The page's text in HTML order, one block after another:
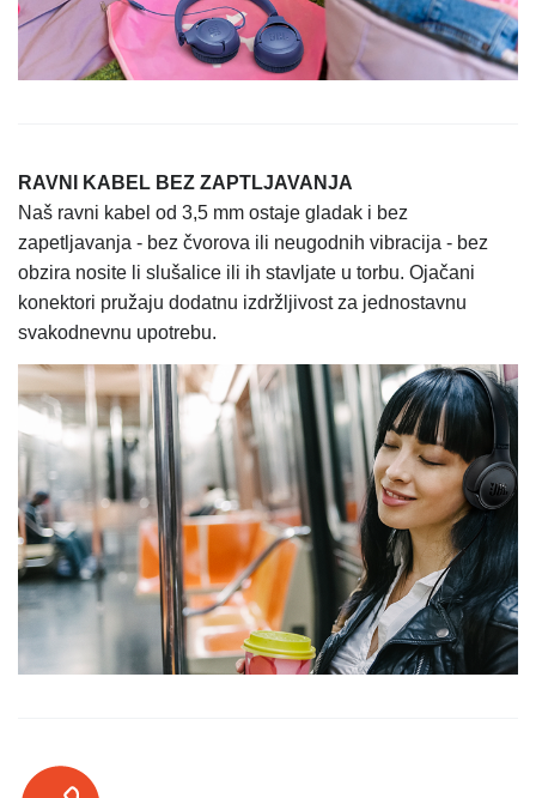
RAVNI KABEL BEZ ZAPTLJAVANJA
Naš ravni kabel od 3,5 mm ostaje gladak i bez
zapetljavanja - bez čvorova ili neugodnih vibracija - bez
obzira nosite li slušalice ili ih stavljate u torbu. Ojačani
konektori pružaju dodatnu izdržljivost za jednostavnu
svakodnevnu upotrebu.